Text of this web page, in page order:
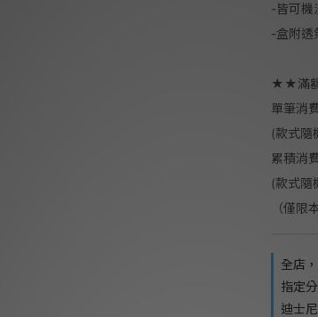
-皆可機
-盒附透
★★滿
單筆消
(款式隨
累積消
(款式隨
（僅限
全店
指定
迪士